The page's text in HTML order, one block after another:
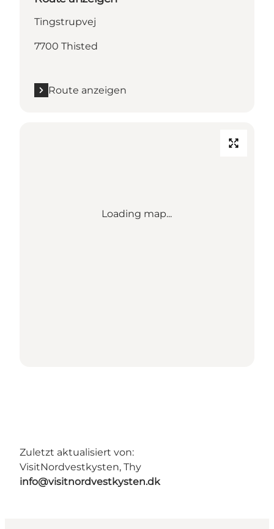
Tingstrupvej
7700 Thisted
Route anzeigen
Loading map...
Zuletzt aktualisiert von:
VisitNordvestkysten, Thy
info@visitnordvestkysten.dk